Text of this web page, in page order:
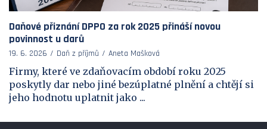
Daňové přiznání DPPO za rok 2025 přináší novou
povinnost u darů
19. 6. 2026 Daň z příjmů Aneta Mašková
Firmy, které ve zdaňovacím období roku 2025
poskytly dar nebo jiné bezúplatné plnění a chtějí si
jeho hodnotu uplatnit jako ...